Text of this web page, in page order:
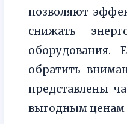
позволяют
снижать
оборудования.
обратить
представлены
выгодным ценам